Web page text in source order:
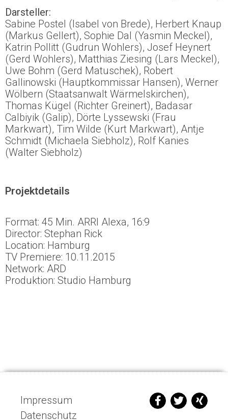
Darsteller:
Sabine Postel (Isabel von Brede), Herbert Knaup
(Markus Gellert), Sophie Dal (Yasmin Meckel),
Katrin Pollitt (Gudrun Wohlers), Josef Heynert
(Gerd Wohlers), Matthias Ziesing (Lars Meckel),
Uwe Bohm (Gerd Matuschek), Robert
Gallinowski (Hauptkommissar Hansen), Werner
Wölbern (Staatsanwalt Wärmelskirchen),
Thomas Kügel (Richter Greinert), Badasar
Calbiyik (Galip), Dörte Lyssewski (Frau
Markwart), Tim Wilde (Kurt Markwart), Antje
Schmidt (Michaela Siebholz), Rolf Kanies
(Walter Siebholz)
Projektdetails
Format: 45 Min. ARRI Alexa, 16:9
Director: Stephan Rick
Location: Hamburg
TV Premiere: 10.11.2015
Network: ARD
Produktion: Studio Hamburg
Impressum
Datenschutz